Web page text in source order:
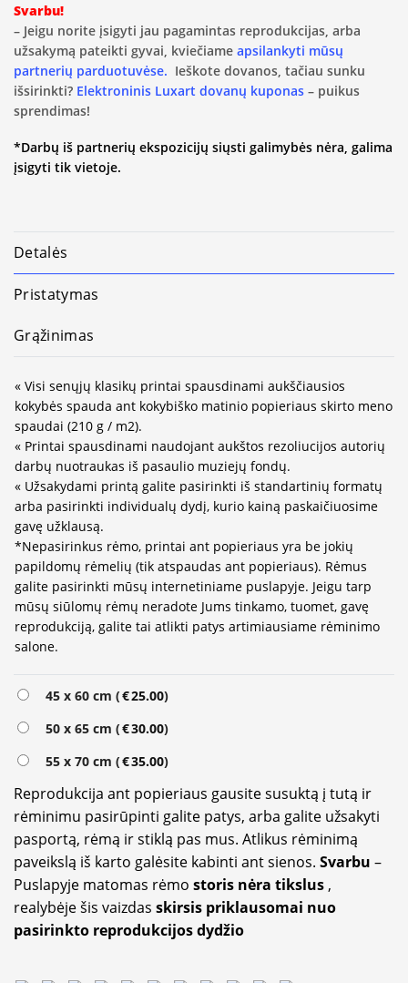
Svarbu!
– Jeigu norite įsigyti jau pagamintas reprodukcijas, arba
užsakymą pateikti gyvai, kviečiame apsilankyti mūsų
partnerių parduotuvėse. Ieškote dovanos, tačiau sunku
išsirinkti? Elektroninis Luxart dovanų kuponas – puikus
sprendimas!
*Darbų iš partnerių ekspozicijų siųsti galimybės nėra, galima
įsigyti tik vietoje.
Detalės
Pristatymas
Grąžinimas
« Visi senųjų klasikų printai spausdinami aukščiausios
kokybės spauda ant kokybiško matinio popieriaus skirto meno
spaudai (210 g / m2).
« Printai spausdinami naudojant aukštos rezoliucijos autorių
darbų nuotraukas iš pasaulio muziejų fondų.
« Užsakydami printą galite pasirinkti iš standartinių formatų
arba pasirinkti individualų dydį, kurio kainą paskaičiuosime
gavę užklausą.
*Nepasirinkus rėmo, printai ant popieriaus yra be jokių
papildomų rėmelių (tik atspaudas ant popieriaus). Rėmus
galite pasirinkti mūsų internetiniame puslapyje. Jeigu tarp
mūsų siūlomų rėmų neradote Jums tinkamo, tuomet, gavę
reprodukciją, galite tai atlikti patys artimiausiame rėminimo
salone.
45 x 60 cm (€25.00)
50 x 65 cm (€30.00)
55 x 70 cm (€35.00)
Reprodukcija ant popieriaus gausite susuktą į tutą ir
rėminimu pasirūpinti galite patys, arba galite užsakyti
pasportą, rėmą ir stiklą pas mus. Atlikus rėminimą
paveikslą iš karto galėsite kabinti ant sienos. Svarbu –
Puslapyje matomas rėmo storis nėra tikslus ,
realybėje šis vaizdas skirsis priklausomai nuo
pasirinkto reprodukcijos dydžio
Alternative: